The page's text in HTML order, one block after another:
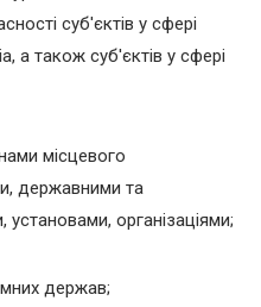
суб'єктів у сфері
а також суб'єктів у сфері
місцевого
державними та
організаціями;
держав;